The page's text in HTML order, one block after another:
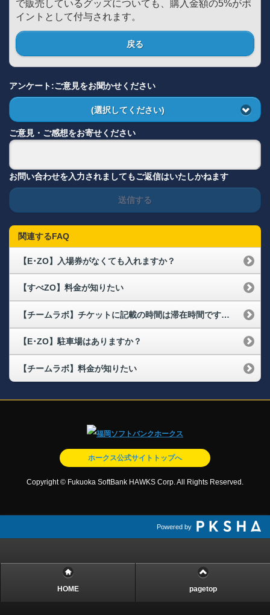
で販売しているグッズについても、購入金額の5%がポ
イントとして付与されます。
戻る
アンケート:ご意見をお聞かせください
(選択してください)
ご意見・ご感想をお寄せください
お問い合わせを入力されましてもご返信はいたしかねます
送信する
関連するFAQ
【E･ZO】入場券がなくても入れますか？
【すべZO】料金が知りたい
【チームラボ】チケットに記載の時間は滞在時間ですか？
【E･ZO】駐車場はありますか？
【チームラボ】料金が知りたい
ホークス公式サイトトップへ
Copyright © Fukuoka SoftBank HAWKS Corp. All Rights Reserved.
Powered by
HOME pagetop